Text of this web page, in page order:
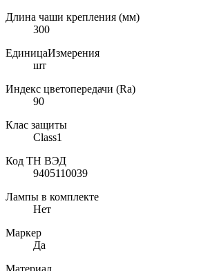
Длина чаши крепления (мм)
300
ЕдиницаИзмерения
шт
Индекс цветопередачи (Ra)
90
Клас защиты
Class1
Код ТН ВЭД
9405110039
Лампы в комплекте
Нет
Маркер
Да
Материал